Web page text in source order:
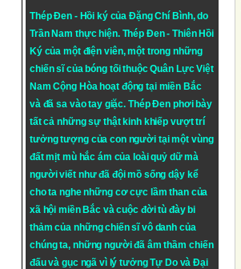
Thép Đen - Hồi ký của Đặng Chí Bình, do
Trần Nam thực hiện. Thép Đen- Thiên Hồi
Ký của một điện viên, một trong những
chiến sĩ của bóng tối thuộc Quân Lực Việt
Nam Cộng Hòa hoạt động tại miền Bắc
và đã sa vào tay giặc. Thép Đen phơi bày
tất cả những sự thật kinh khiếp vượt trí
tưởng tượng của con người tại một vùng
đất mịt mù hắc ám của loài quỷ dữ mà
người viết như đã đội mồ sống dậy kể
cho ta nghe những cơ cực lầm than của
xã hội miền Bắc và cuộc đời tù đày bi
thảm của những chiến sĩ vô danh của
chúng ta, những người đã âm thầm chiến
đấu và gục ngã vì lý tưởngTự DovàĐại